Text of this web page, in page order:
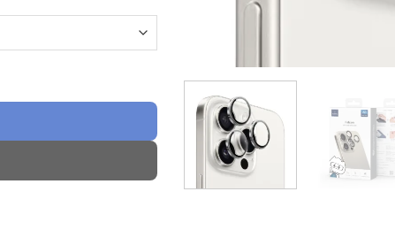
นส์กล้อง iPhone 16 Pro / 16 Pro Max ชิ้น